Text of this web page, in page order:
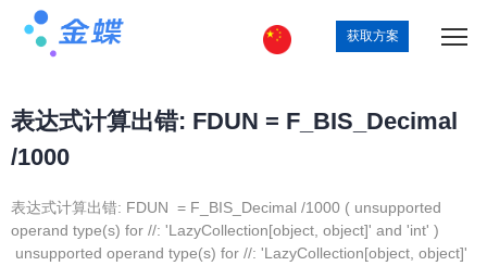
获取方案
表达式计算出错: FDUN = F_BIS_Decimal
/1000
表达式计算出错: FDUN = F_BIS_Decimal /1000 ( unsupported
operand type(s) for //: 'LazyCollection[object, object]' and 'int' )
unsupported operand type(s) for //: 'LazyCollection[object, object]'